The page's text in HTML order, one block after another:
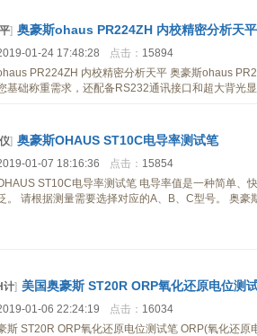
] 奥豪斯ohaus PR224ZH 内校精密分析天平
01-24 17:48:28 点击： 15894
PR224ZH 内校精密分析天平 奥豪斯ohaus
基础称重需求，还配备RS232通讯接口和超大背光
] 奥豪斯OHAUS ST10C电导率测试笔
01-07 18:16:36 点击： 15854
ST10C电导率测试笔 电导率值是一种简单、
。 请根据测量需要选择对应的A、B、C型号。 奥豪
计] 美国奥豪斯 ST20R ORP氧化还原电位测
01-06 22:24:19 点击： 16034
斯 ST20R ORP氧化还原电位测试笔 ORP(氧化还